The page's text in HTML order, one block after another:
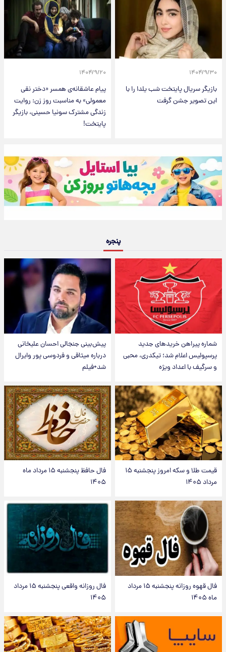
۱۴۰۴/۹/۳۰
بازیگر سریال پایتخت شب یلدا را با
این تصویر جشن گرفت
۱۴۰۴/۹/۲۰
پیام عاشقانه‌ی همسر «دختر نقی
معمولی» به مناسبت روز زن: روایت
زندگی مشترک سونیا حسینی، بازیگر
پایتخت!
پنجره
شماره پیراهن خریدهای جدید
پرسپولیس اعلام شد؛ تیکدری، محبی
و سرگیف با اعداد ویژه
پیش‌بینی جنجالی احسان علیخانی
درباره میثاقی و فردوسی پور وایرال
شد+فیلم
قیمت طلا و سکه امروز پنجشنبه ۱۵
مرداد ۱۴۰۵
فال حافظ پنجشنبه ۱۵ مرداد ماه
۱۴۰۵
فال قهوه روزانه پنجشنبه ۱۵ مرداد
ماه ۱۴۰۵
فال روزانه واقعی پنجشنبه ۱۵ مرداد
۱۴۰۵